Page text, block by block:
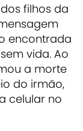
filhos da
encontrada
vida. Ao
a morte
do irmão,
celular no